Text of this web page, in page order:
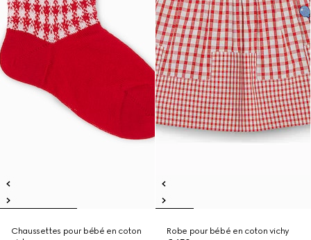
Chaussettes pour bébé en coton
Robe pour bébé en coton vichy